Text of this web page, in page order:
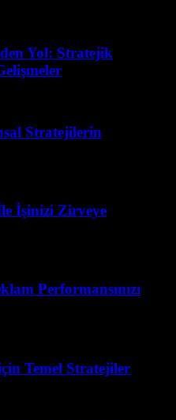
Yol: Stratejik
Stratejilerin
İşinizi Zirveye
Performansınızı
Temel Stratejiler